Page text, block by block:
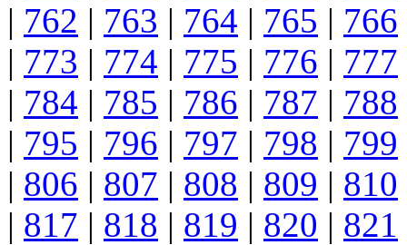
| 762 | 763 | 764 | 765 | 766
| 773 | 774 | 775 | 776 | 777
| 784 | 785 | 786 | 787 | 788
| 795 | 796 | 797 | 798 | 799
| 806 | 807 | 808 | 809 | 810
| 817 | 818 | 819 | 820 | 821